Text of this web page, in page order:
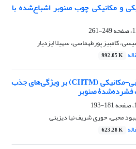
و مکانیکی چوب صنوبر اشباع‌شده با
249-261
کامبیز پورطهماسی، سهیلا ایزدیار
992.05 K
تأثیر اصلاح ترکیبی گرمآبی-مکانیکی (CHTM) بر ویژگی‌های جذب
فشرده‌‌شدۀ صنوبر
181-193
محبی، حوری شریف نیا دیزبنی
623.28 K